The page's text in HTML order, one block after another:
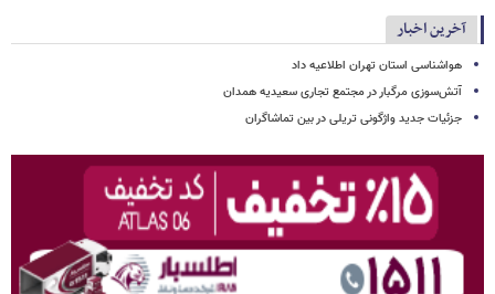
آخرین اخبار
هواشناسی استان تهران اطلاعیه داد
آتش‌سوزی مرگبار در مجتمع تجاری سعیدیه همدان
جزئیات جدید واژگونی تریلی در بین تماشاگران